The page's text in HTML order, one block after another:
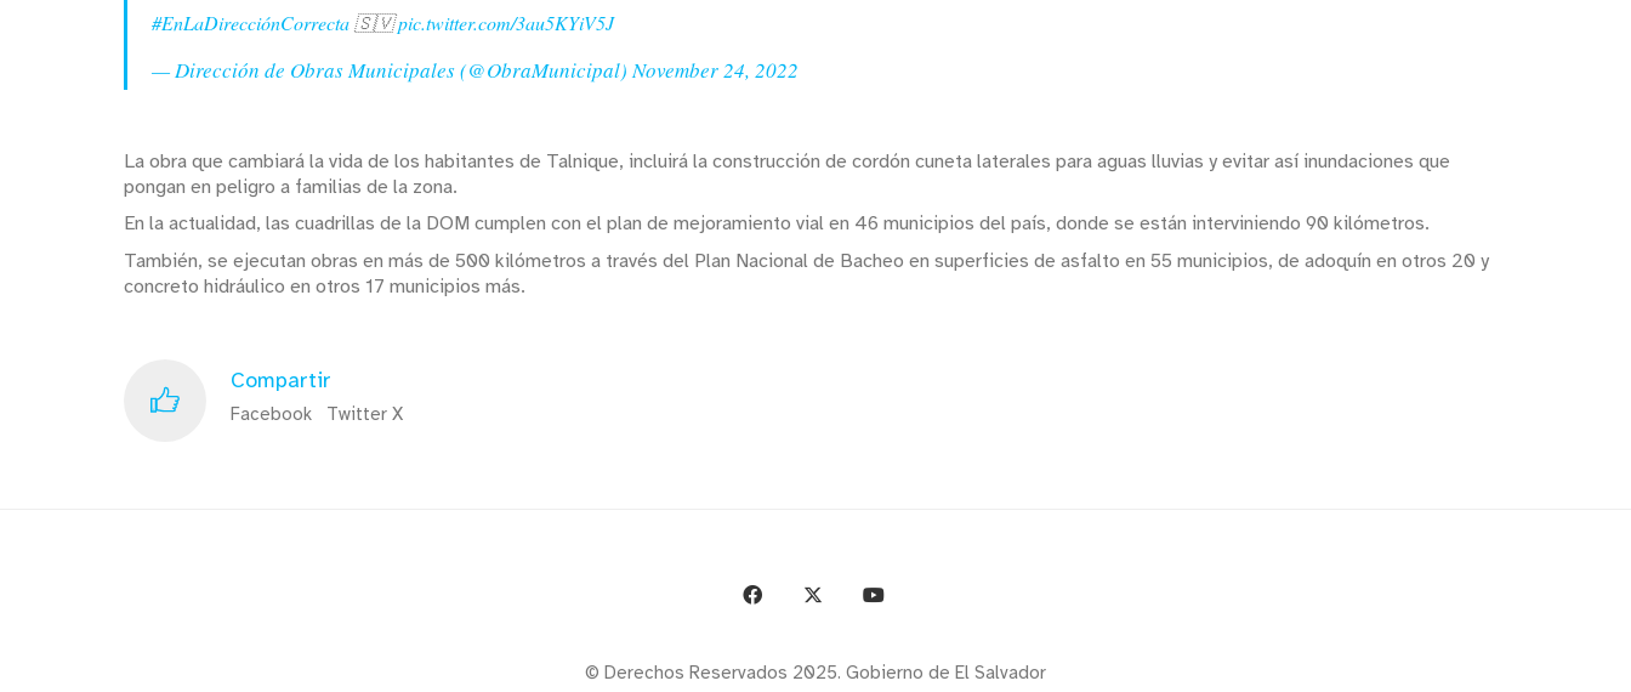
#EnLaDirecciónCorrecta🇸🇻pic.twitter.com/3au5KYiV5J
— Dirección de Obras Municipales (@ObraMunicipal)November 24, 2022
La obra que cambiará la vida de los habitantes de Talnique, incluirá la construcción de cordón cuneta laterales para aguas lluvias y evitar así inundaciones que
pongan en peligro a familias de la zona.
En la actualidad, las cuadrillas de la DOM cumplen con el plan de mejoramiento vial en 46 municipios del país, donde se están interviniendo 90 kilómetros.
También, se ejecutan obras en más de 500 kilómetros a través del Plan Nacional de Bacheo en superficies de asfalto en 55 municipios, de adoquín en otros 20 y
concreto hidráulico en otros 17 municipios más.
Compartir
Facebook Twitter X
© Derechos Reservados 2025. Gobierno de El Salvador